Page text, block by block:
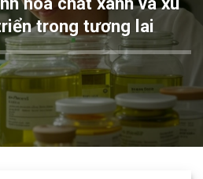
trong tương lai